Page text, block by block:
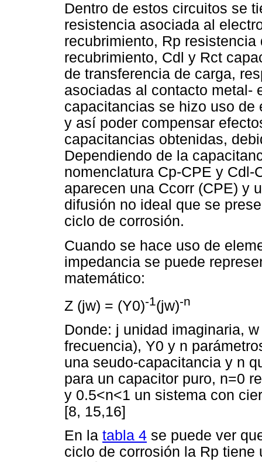
Dentro de estos circuitos se
resistencia asociada al
recubrimiento, Rp
recubrimiento, Cdl y Rct
de transferencia de carga,
asociadas al contacto metal-
capacitancias se hizo uso de
y así poder compensar
capacitancias obtenidas,
Dependiendo de la
nomenclatura Cp-CPE y
aparecen una Ccorr (CPE) y
difusión no ideal que se
ciclo de corrosión.
Cuando se hace uso de
impedancia se puede
matemático:
Z (jw) = (Y0)-1(jw)-n
Donde: j unidad imaginaria,
frecuencia), Y0 y n
una seudo-capacitancia y n
para un capacitor puro, n=0
y 0.5<n<1 un sistema con
[8, 15,16]
En la tabla 4 se puede ver
ciclo de corrosión la Rp